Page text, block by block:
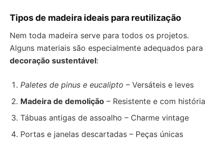
Tipos de madeira ideais para reutilização
Nem toda madeira serve para todos os projetos.
Alguns materiais são especialmente adequados para
decoração sustentável:
Paletes de pinus e eucalipto – Versáteis e leves
Madeira de demolição – Resistente e com história
Tábuas antigas de assoalho – Charme vintage
Portas e janelas descartadas – Peças únicas